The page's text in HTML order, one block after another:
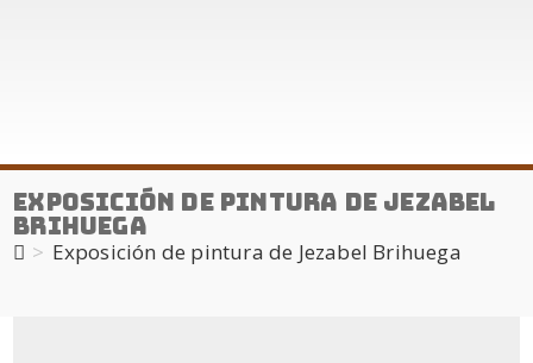
Exposición de pintura de Jezabel
Brihuega
> Exposición de pintura de Jezabel Brihuega